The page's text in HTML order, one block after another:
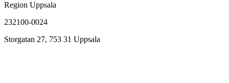
Region Uppsala
232100-0024
Storgatan 27, 753 31 Uppsala